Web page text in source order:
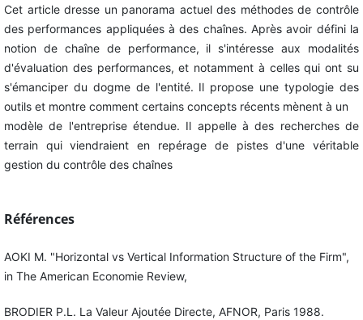
Cet article dresse un panorama actuel des méthodes de contrôle
des performances appliquées à des chaînes. Après avoir défini la
notion de chaîne de performance, il s'intéresse aux modalités
d'évaluation des performances, et notamment à celles qui ont su
s'émanciper du dogme de l'entité. Il propose une typologie des
outils et montre comment certains concepts récents mènent à un
modèle de l'entreprise étendue. Il appelle à des recherches de
terrain qui viendraient en repérage de pistes d'une véritable
gestion du contrôle des chaînes
Références
AOKI M. "Horizontal vs Vertical Information Structure of the Firm",
in The American Economie Review,
BRODIER P.L. La Valeur Ajoutée Directe, AFNOR, Paris 1988.